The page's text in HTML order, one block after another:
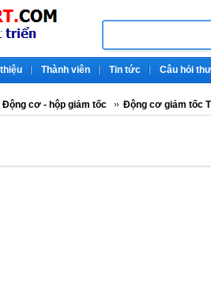
Thành viên Tin tức Câu hỏi
Động cơ - hộp giảm tốc Động cơ giảm tốc